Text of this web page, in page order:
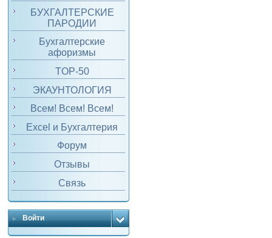
БУХГАЛТЕРСКИЕ
ПАРОДИИ
Бухгалтерские
афоризмы
TOP-50
ЭКАУНТОЛОГИЯ
Всем! Всем! Всем!
Excel и Бухгалтерия
Форум
Отзывы
Связь
Войти